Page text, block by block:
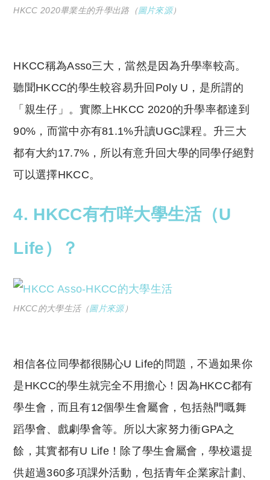
HKCC 2020畢業生的升學出路（圖片來源）
HKCC稱為Asso三大，當然是因為升學率較高。
聽聞HKCC的學生較容易升回Poly U，是所謂的
「親生仔」。實際上HKCC 2020的升學率都達到
90%，而當中亦有81.1%升讀UGC課程。升三大
都有大約17.7%，所以有意升回大學的同學仔絕對
可以選擇HKCC。
4. HKCC有冇咩大學生活（U
Life）？
HKCC的大學生活（圖片來源）
相信各位同學都很關心U Life的問題，不過如果你
是HKCC的學生就完全不用擔心！因為HKCC都有
學生會，而且有12個學生會屬會，包括熱門嘅舞
蹈學會、戲劇學會等。所以大家努力衝GPA之
餘，其實都有U Life！ 除了學生會屬會，學校還提
供超過360多項課外活動，包括青年企業家計劃、